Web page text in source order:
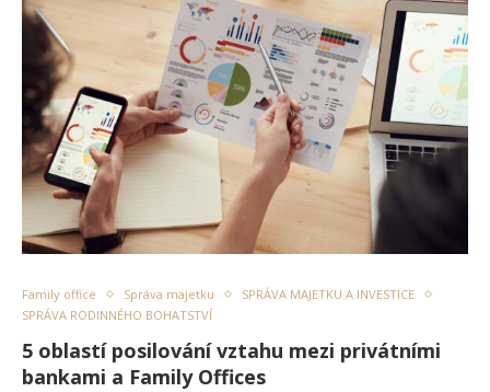
Family office Správa majetku
SPRÁVA MAJETKU A INVESTICE
SPRÁVA RODINNÉHO BOHATSTVÍ
5 oblastí posilování vztahu mezi privátními
bankami a Family Offices